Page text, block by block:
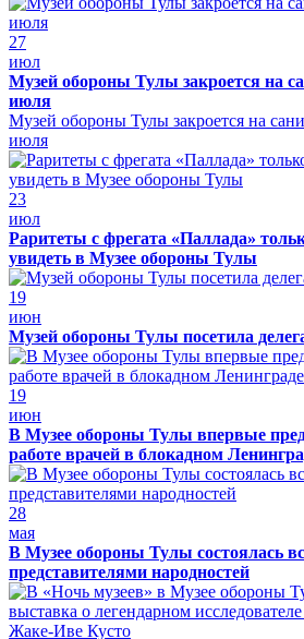
27
июл
Музей обороны Тулы закроется на
июля
Музей обороны Тулы закроется на
июля
23
июл
Раритеты с фрегата «Паллада»
увидеть в Музее обороны Тулы
19
июн
Музей обороны Тулы посетила
19
июн
В Музее обороны Тулы впервые
работе врачей в блокадном
28
мая
В Музее обороны Тулы состоялась
представителями народностей